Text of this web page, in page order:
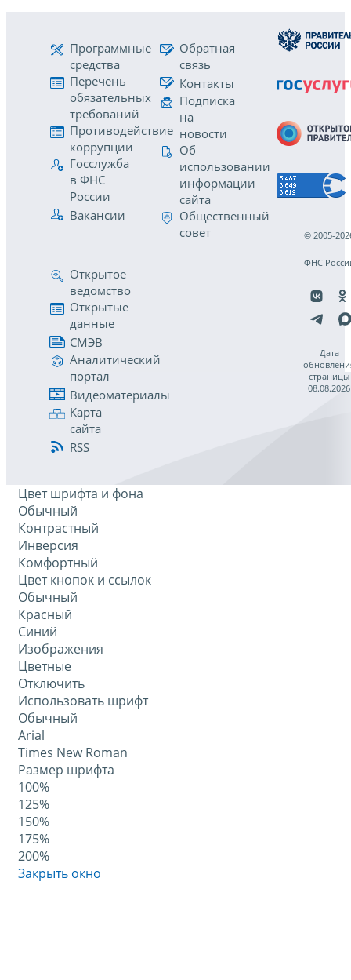
Программные
средства
Перечень
обязательных
требований
Противодействие
коррупции
Госслужба
в ФНС
России
Вакансии
Обратная
связь
Контакты
Подписка
на
новости
Об
использовании
информации
сайта
Общественный
совет
Открытое
ведомство
Открытые
данные
СМЭВ
Аналитический
портал
Видеоматериалы
Карта
сайта
RSS
© 2005-
ФНС
Дата
страницы
08.08.2026
Цвет шрифта и фона
Обычный
Контрастный
Инверсия
Комфортный
Цвет кнопок и ссылок
Обычный
Красный
Синий
Изображения
Цветные
Отключить
Использовать шрифт
Обычный
Arial
Times New Roman
Размер шрифта
100%
125%
150%
175%
200%
Закрыть окно